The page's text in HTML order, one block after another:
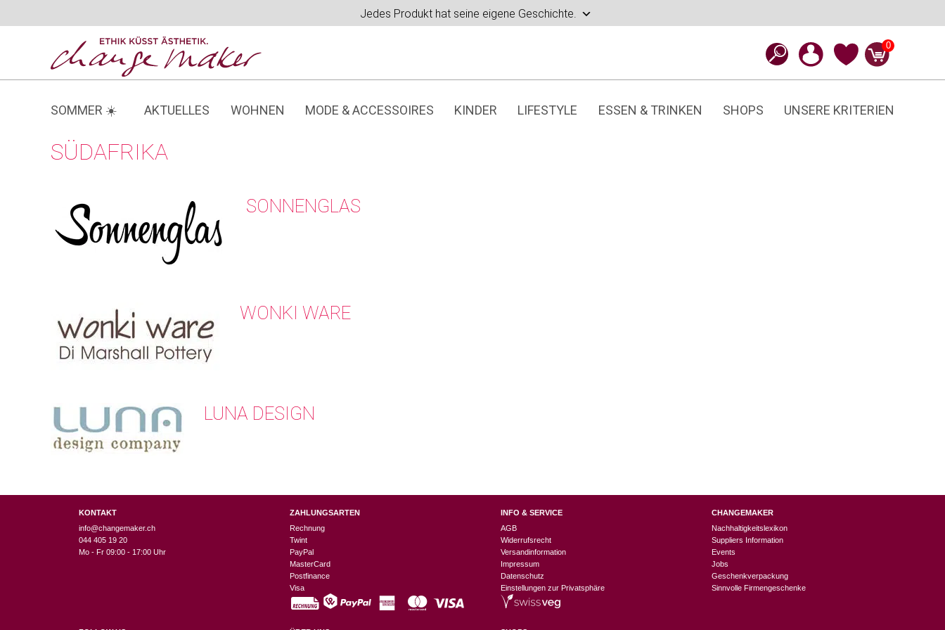
Jedes Produkt hat seine eigene Geschichte.
0
SOMMER ☀️ AKTUELLES WOHNEN MODE & ACCESSOIRES KINDER LIFESTYLE ESSEN & TRINKEN SHOPS UNSERE KRITERIEN
SÜDAFRIKA
SONNENGLAS
WONKI WARE
LUNA DESIGN
KONTAKT
info@changemaker.ch
044 405 19 20
Mo - Fr 09:00 - 17:00 Uhr
ZAHLUNGSARTEN
Rechnung
Twint
PayPal
MasterCard
Postfinance
Visa
INFO & SERVICE
AGB
Widerrufsrecht
Versandinformation
Impressum
Datenschutz
Einstellungen zur Privatsphäre
CHANGEMAKER
Nachhaltigkeitslexikon
Suppliers Information
Events
Jobs
Geschenkverpackung
Sinnvolle Firmengeschenke